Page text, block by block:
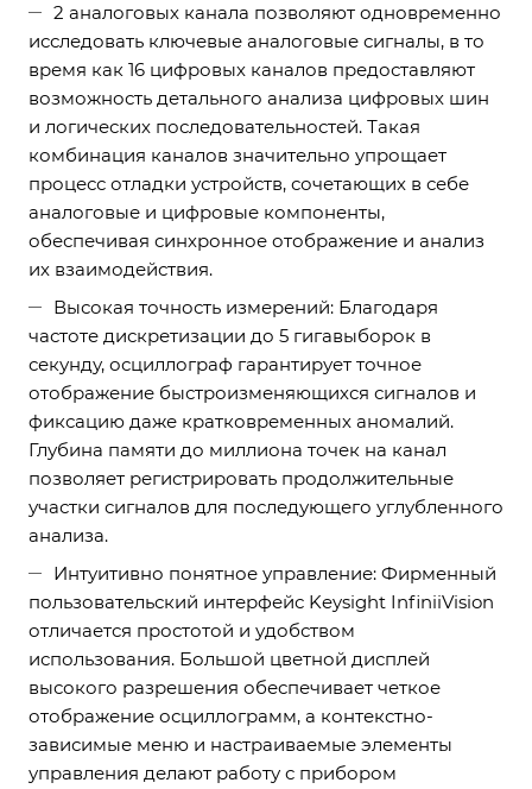
2 аналоговых канала позволяют одновременно
исследовать ключевые аналоговые сигналы, в то
время как 16 цифровых каналов предоставляют
возможность детального анализа цифровых шин
и логических последовательностей. Такая
комбинация каналов значительно упрощает
процесс отладки устройств, сочетающих в себе
аналоговые и цифровые компоненты,
обеспечивая синхронное отображение и анализ
их взаимодействия.
Высокая точность измерений: Благодаря
частоте дискретизации до 5 гигавыборок в
секунду, осциллограф гарантирует точное
отображение быстроизменяющихся сигналов и
фиксацию даже кратковременных аномалий.
Глубина памяти до миллиона точек на канал
позволяет регистрировать продолжительные
участки сигналов для последующего углубленного
анализа.
Интуитивно понятное управление: Фирменный
пользовательский интерфейс Keysight InfiniiVision
отличается простотой и удобством
использования. Большой цветной дисплей
высокого разрешения обеспечивает четкое
отображение осциллограмм, а контекстно-
зависимые меню и настраиваемые элементы
управления делают работу с прибором